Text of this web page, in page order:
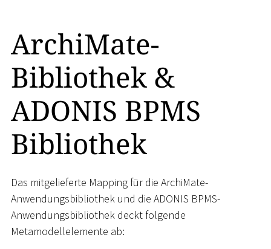
ArchiMate-
Bibliothek &
ADONIS BPMS
Bibliothek
Das mitgelieferte Mapping für die ArchiMate-
Anwendungsbibliothek und die ADONIS BPMS-
Anwendungsbibliothek deckt folgende
Metamodellelemente ab: